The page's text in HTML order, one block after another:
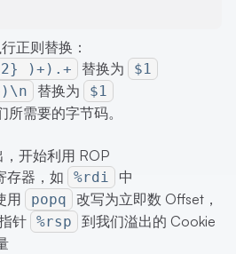
正则替换：
)+).+ 替换为
$1
替换为 $1
需要的字节码。
开始利用 ROP
存器，如 %rdi
中
用 popq
改写为立即数 Offset，
针 %rsp
到我们溢出的 Cookie